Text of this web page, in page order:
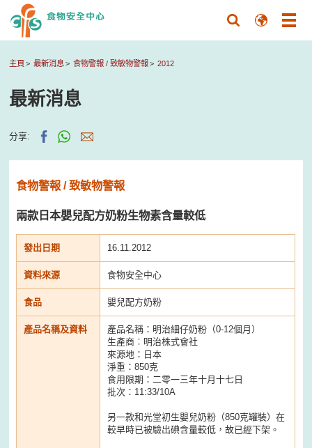
主頁 最新消息 食物警報 / 致敏物警報 2012
最新消息
分享:
食物警報 / 致敏物警報
兩款日本嬰兒配方奶粉生物素含量較低
發出日期 16.11.2012
資料來源 食物安全中心
食品 嬰兒配方奶粉
產品名稱及資料
產品名稱：明治細仔奶粉（0-12個月）
生產商︰明治株式會社
來源地：日本
淨重：850克
食用限期：二零一三年十月十七日
批次：11:33/10A
另一款和光堂初生嬰兒奶粉（850克罐裝）在
較早時已被驗出碘含量較低，故已經下架。